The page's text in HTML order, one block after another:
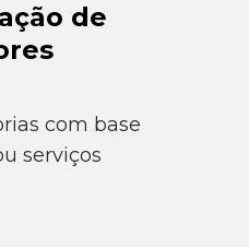
de
com base
serviços